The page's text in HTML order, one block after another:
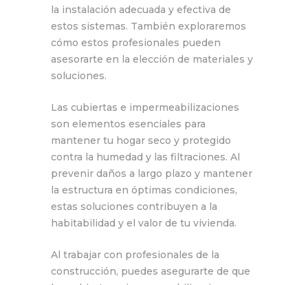
la instalación adecuada y efectiva de
estos sistemas. También exploraremos
cómo estos profesionales pueden
asesorarte en la elección de materiales y
soluciones.
Las cubiertas e impermeabilizaciones
son elementos esenciales para
mantener tu hogar seco y protegido
contra la humedad y las filtraciones. Al
prevenir daños a largo plazo y mantener
la estructura en óptimas condiciones,
estas soluciones contribuyen a la
habitabilidad y el valor de tu vivienda.
Al trabajar con profesionales de la
construcción, puedes asegurarte de que